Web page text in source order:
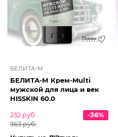
БЕЛИТА-М
БЕЛИТА-М Крем-Multi
мужской для лица и век
HISSKIN 60.0
232 руб.
363 руб.
-36%